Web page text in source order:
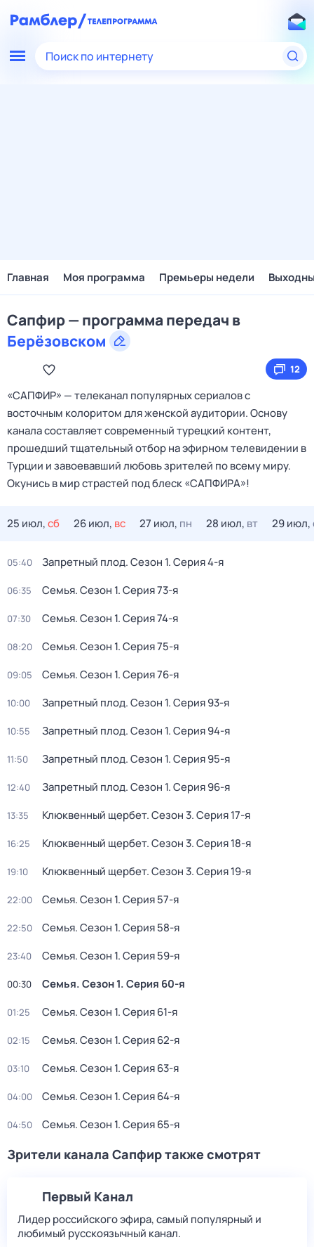
Поиск по интернету
Главная Моя программа Премьеры недели
Сапфир — программа передач в
Берёзовском
12
«САПФИР» — телеканал популярных сериалов с
восточным колоритом для женской аудитории. Основу
канала составляет современный турецкий контент,
прошедший тщательный отбор на эфирном телевидении в
Турции и завоевавший любовь зрителей по всему миру.
Окунись в мир страстей под блеск «САПФИРА»!
25 июл,сб 26 июл, вс 27 июл, пн 28 июл, вт 29 июл,
05:40 Запретный плод. Сезон 1. Серия 4-я
06:35 Семья. Сезон 1. Серия 73-я
07:30 Семья. Сезон 1. Серия 74-я
08:20 Семья. Сезон 1. Серия 75-я
09:05 Семья. Сезон 1. Серия 76-я
10:00 Запретный плод. Сезон 1. Серия 93-я
10:55 Запретный плод. Сезон 1. Серия 94-я
11:50 Запретный плод. Сезон 1. Серия 95-я
12:40 Запретный плод. Сезон 1. Серия 96-я
13:35 Клюквенный щербет. Сезон 3. Серия 17-я
16:25 Клюквенный щербет. Сезон 3. Серия 18-я
19:10 Клюквенный щербет. Сезон 3. Серия 19-я
22:00 Семья. Сезон 1. Серия 57-я
22:50 Семья. Сезон 1. Серия 58-я
23:40 Семья. Сезон 1. Серия 59-я
00:30 Семья. Сезон 1. Серия 60-я
01:25 Семья. Сезон 1. Серия 61-я
02:15 Семья. Сезон 1. Серия 62-я
03:10 Семья. Сезон 1. Серия 63-я
04:00 Семья. Сезон 1. Серия 64-я
04:50 Семья. Сезон 1. Серия 65-я
Зрители канала Сапфир также смотрят
Первый Канал
Лидер российского эфира, самый популярный и
любимый русскоязычный канал.